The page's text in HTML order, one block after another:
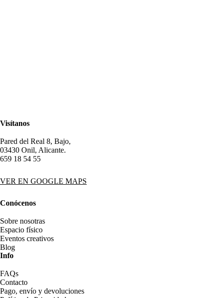
Visítanos
Pared del Real 8, Bajo,
03430 Onil, Alicante.
659 18 54 55
VER EN GOOGLE MAPS
Conócenos
Sobre nosotras
Espacio físico
Eventos creativos
Blog
Info
FAQs
Contacto
Pago, envío y devoluciones